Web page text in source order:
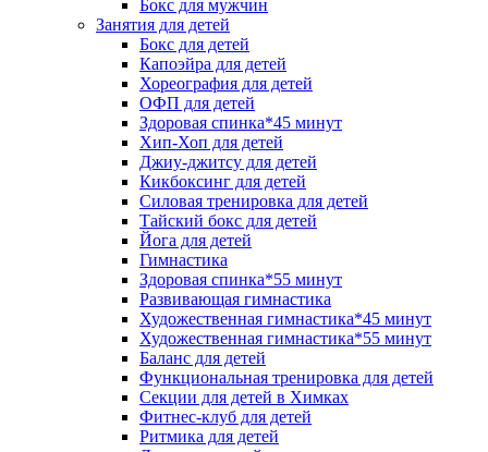
Бокс для мужчин
Занятия для детей
Бокс для детей
Капоэйра для детей
Хореография для детей
ОФП для детей
Здоровая спинка*45 минут
Хип-Хоп для детей
Джиу-джитсу для детей
Кикбоксинг для детей
Силовая тренировка для детей
Тайский бокс для детей
Йога для детей
Гимнастика
Здоровая спинка*55 минут
Развивающая гимнастика
Художественная гимнастика*45 минут
Художественная гимнастика*55 минут
Баланс для детей
Функциональная тренировка для детей
Секции для детей в Химках
Фитнес-клуб для детей
Ритмика для детей